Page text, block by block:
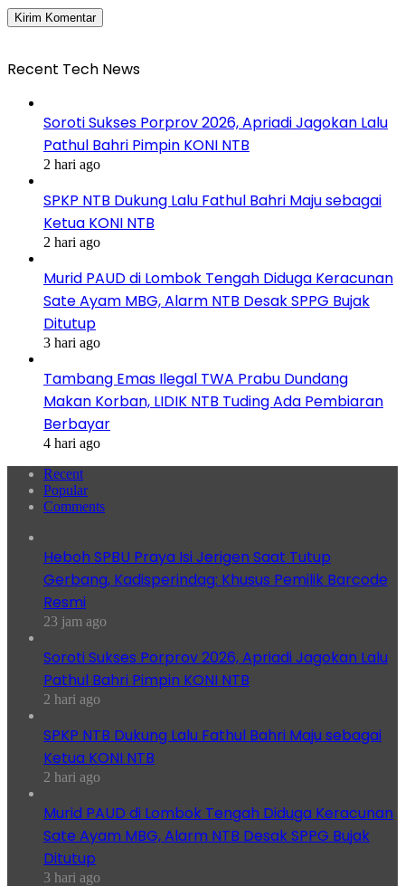
Recent Tech News
Soroti Sukses Porprov 2026, Apriadi Jagokan Lalu
Pathul Bahri Pimpin KONI NTB
2 hari ago
SPKP NTB Dukung Lalu Fathul Bahri Maju sebagai
Ketua KONI NTB
2 hari ago
Murid PAUD di Lombok Tengah Diduga Keracunan
Sate Ayam MBG, Alarm NTB Desak SPPG Bujak
Ditutup
3 hari ago
Tambang Emas Ilegal TWA Prabu Dundang
Makan Korban, LIDIK NTB Tuding Ada Pembiaran
Berbayar
4 hari ago
Recent
Popular
Comments
Heboh SPBU Praya Isi Jerigen Saat Tutup
Gerbang, Kadisperindag: Khusus Pemilik Barcode
Resmi
23 jam ago
Soroti Sukses Porprov 2026, Apriadi Jagokan Lalu
Pathul Bahri Pimpin KONI NTB
2 hari ago
SPKP NTB Dukung Lalu Fathul Bahri Maju sebagai
Ketua KONI NTB
2 hari ago
Murid PAUD di Lombok Tengah Diduga Keracunan
Sate Ayam MBG, Alarm NTB Desak SPPG Bujak
Ditutup
3 hari ago